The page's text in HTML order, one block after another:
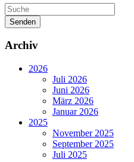
Senden
Archiv
2026
Juli 2026
Juni 2026
März 2026
Januar 2026
2025
November 2025
September 2025
Juli 2025